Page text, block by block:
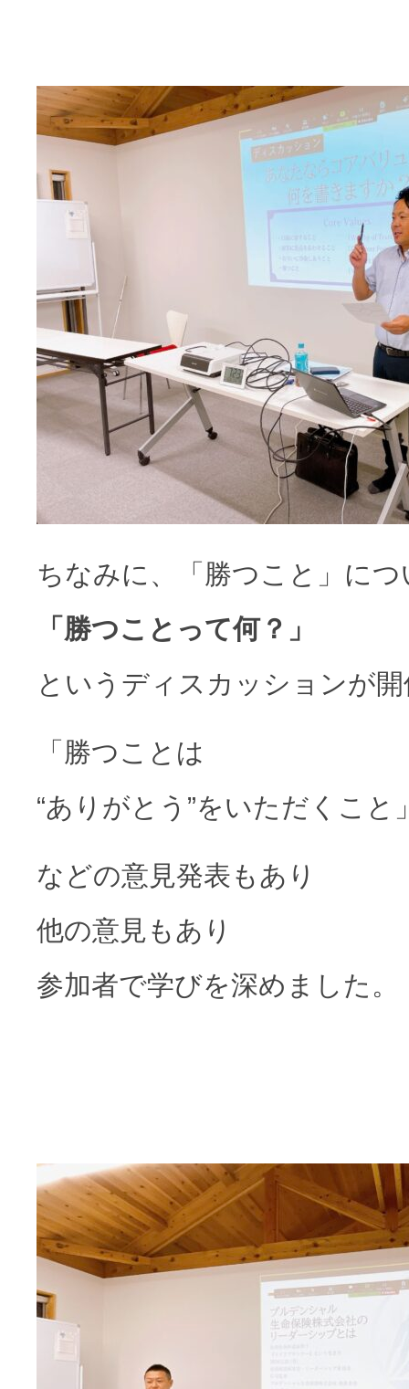
ちなみに、「勝つこと」に
「勝つことって何？」
というディスカッションが
「勝つことは
“ありがとう”をいただくこと
などの意見発表もあり
他の意見もあり
参加者で学びを深めました。